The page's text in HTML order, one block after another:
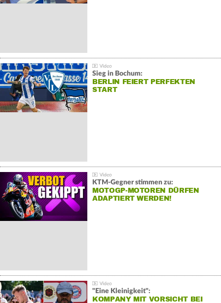
Sieg in Bochum:
BERLIN FEIERT PERFEKTEN
START
KTM-Gegner stimmen zu:
MOTOGP-MOTOREN DÜRFEN
ADAPTIERT WERDEN!
"Eine Kleinigkeit":
KOMPANY MIT VORSICHT BEI